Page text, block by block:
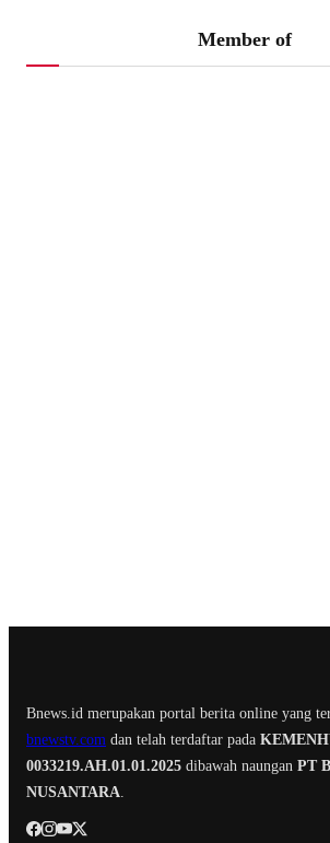
Member of
Bnews.id merupakan portal berita online yang
bnewstv.com dan telah terdaftar pada
0033219.AH.01.01.2025 dibawah naungan PT
NUSANTARA.